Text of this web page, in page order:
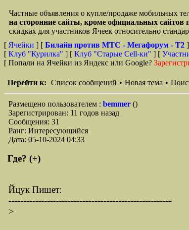
Частные объявления о купле/продаже мобильных
на сторонние сайты, кроме официальных
скидках для участников Ячеек относительно
[ Ячейки ] [ Билайн против МТС - Мегафорум - T2 ]
[ Клуб "Курилка" ] [ Клуб "Старые Сell-ки" ] [
[ Попали на Ячейки из Яндекс или Google?
Перейти к: Список сообщений • Новая тема •
Размещено пользователем : bemmer ()
Зарегистрирован: 11 годов назад
Сообщения: 31
Ранг: Интересующийся
Дата: 05-10-2024 04:33
Где? (+)
Йцук Пишет:
-------------------------------------------------------
>